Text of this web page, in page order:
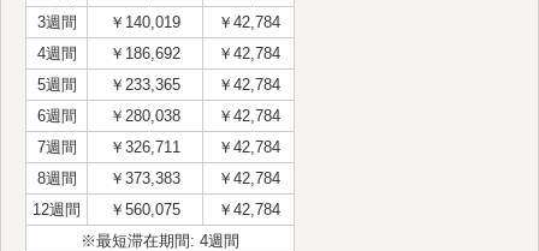
3週間
￥140,019
￥42,784
4週間
￥186,692
￥42,784
5週間
￥233,365
￥42,784
6週間
￥280,038
￥42,784
7週間
￥326,711
￥42,784
8週間
￥373,383
￥42,784
12週間
￥560,075
￥42,784
※最短滞在期間: 4週間